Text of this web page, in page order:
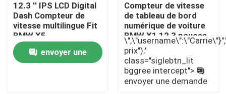
Produits
A propos de nous
12.3 '' IPS LCD Digital
Dash Compteur de
vitesse multilingue Fit
BMW X5
envoyer une
Compteur de vitesse
de tableau de bord
numérique de voiture
BMW X1 12,3 pouces
IPS 1920 × 720 Plug
And Play
prix");'
class="siglebtn_lit
bggree intercept">
envoyer une demande